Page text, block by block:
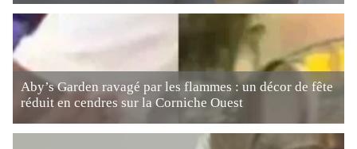
Aby’s Garden ravagé par les flammes : un décor de fête
réduit en cendres sur la Corniche Ouest